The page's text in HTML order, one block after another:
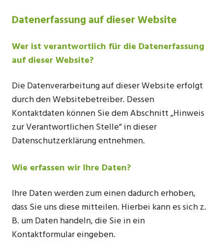
Datenerfassung auf dieser Website
Wer ist verantwortlich für die Datenerfassung
auf dieser Website?
Die Datenverarbeitung auf dieser Website erfolgt
durch den Websitebetreiber. Dessen
Kontaktdaten können Sie dem Abschnitt „Hinweis
zur Verantwortlichen Stelle“ in dieser
Datenschutzerklärung entnehmen.
Wie erfassen wir Ihre Daten?
Ihre Daten werden zum einen dadurch erhoben,
dass Sie uns diese mitteilen. Hierbei kann es sich z.
B. um Daten handeln, die Sie in ein
Kontaktformular eingeben.